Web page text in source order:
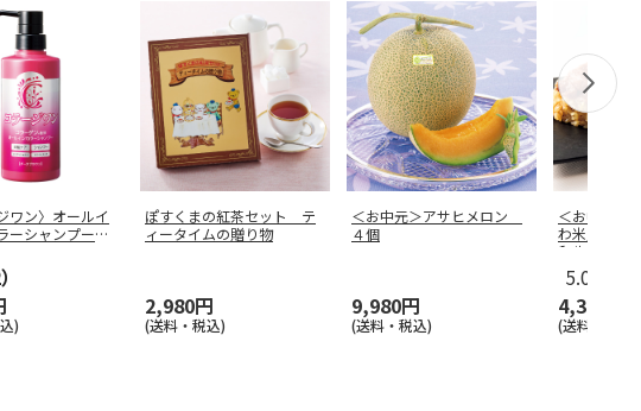
ワン〉オールイ
ーシャンプー
)
ぽすくまの紅茶セット テ
ィータイムの贈り物
2,980円
(送料・税込)
＜お中元＞アサヒメロン
４個
9,980円
(送料・税込)
＜お中元＞
わ米八×人
和牛のすき
5.0
4,320円
(送料・税込)